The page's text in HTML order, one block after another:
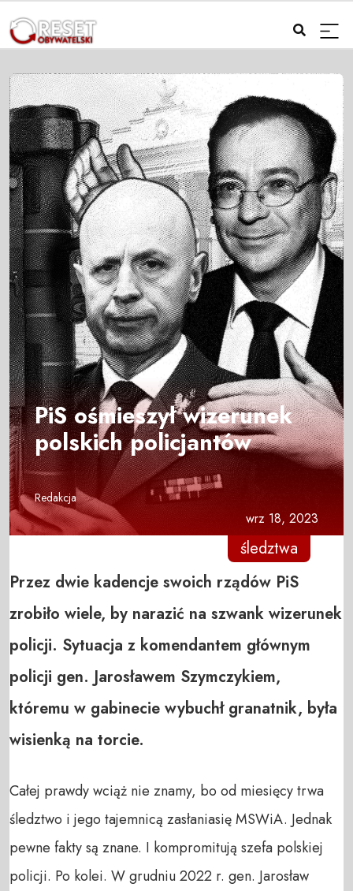
PiS ośmieszył wizerunek
polskich policjantów
Redakcja
wrz 18, 2023
śledztwa
Przez dwie kadencje swoich rządów PiS
zrobiło wiele, by narazić na szwank wizerunek
policji. Sytuacja z komendantem głównym
policji gen. Jarosławem Szymczykiem,
któremu w gabinecie wybuchł granatnik, była
wisienką na torcie.
Całej prawdy wciąż nie znamy, bo od miesięcy trwa
śledztwo i jego tajemnicą zasłaniasię MSWiA. Jednak
pewne fakty są znane. I kompromitują szefa polskiej
policji. Po kolei. W grudniu 2022 r. gen. Jarosław